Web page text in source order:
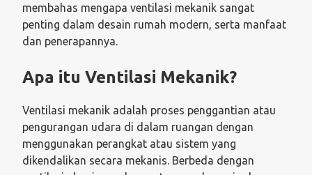
membahas mengapa ventilasi mekanik sangat
penting dalam desain rumah modern, serta manfaat
dan penerapannya.
Apa itu Ventilasi Mekanik?
Ventilasi mekanik adalah proses penggantian atau
pengurangan udara di dalam ruangan dengan
menggunakan perangkat atau sistem yang
dikendalikan secara mekanis. Berbeda dengan